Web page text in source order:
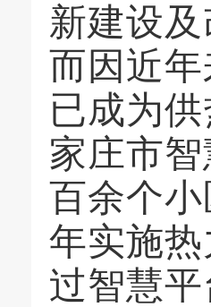
新建设
而因近
已成为
家庄市
百余个
年实施
过智慧